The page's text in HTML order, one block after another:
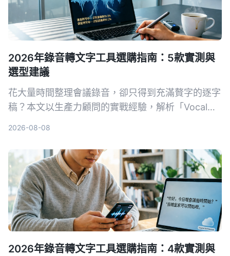
2026年錄音轉文字工具選購指南：5款實測與
選型建議
花大量時間整理會議錄音，卻只得到充滿贅字的逐字
稿？本文以生產力顧問的實戰經驗，解析「Vocal
議、學習、創作等實際場景，找到真正能提升效率的
錄音整理工作流程。
2026-08-08
2026年錄音轉文字工具選購指南：4款實測與